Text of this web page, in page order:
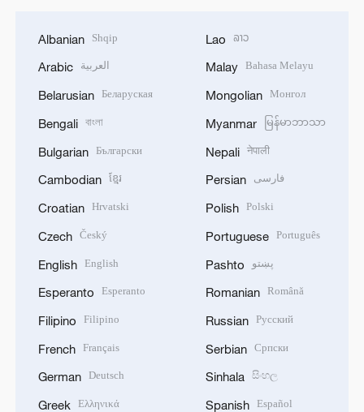
Albanian Shqip
Arabic العربية
Belarusian Беларуская
Bengali বাংলা
Bulgarian Български
Cambodian ខ្មែរ
Croatian Hrvatski
Czech Český
English English
Esperanto Esperanto
Filipino Filipino
French Français
German Deutsch
Greek Ελληνικά
Lao ລາວ
Malay Bahasa Melayu
Mongolian Монгол
Myanmar မြန်မာဘာသာ
Nepali नेपाली
Persian فارسی
Polish Polski
Portuguese Português
Pashto پښتو
Romanian Română
Russian Русский
Serbian Српски
Sinhala සිංහල
Spanish Español